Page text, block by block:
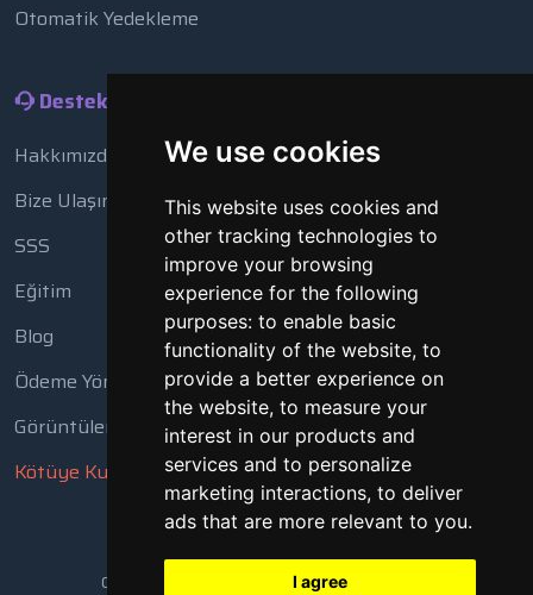
We use cookies
This website uses cookies and
other tracking technologies to
improve your browsing
experience for the following
purposes: to enable basic
functionality of the website, to
provide a better experience on
the website, to measure your
interest in our products and
services and to personalize
marketing interactions, to deliver
ads that are more relevant to you.
I agree
Otomatik Yedekleme
Destek
Hakkımızda
Bize Ulaşın
SSS
Eğitim
Blog
Ödeme Yöntemleri
Görüntüleme Aracı
Kötüye Kullanım Bildir
Copyright © 2018 - 2026 Tüm Hakları Saklıdır